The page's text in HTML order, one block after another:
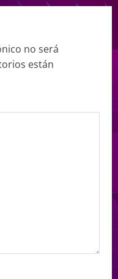
no será
están